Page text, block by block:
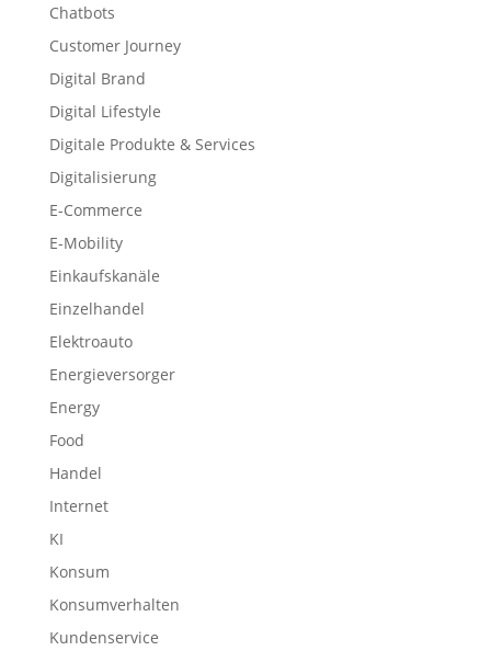
Chatbots
Customer Journey
Digital Brand
Digital Lifestyle
Digitale Produkte & Services
Digitalisierung
E-Commerce
E-Mobility
Einkaufskanäle
Einzelhandel
Elektroauto
Energieversorger
Energy
Food
Handel
Internet
KI
Konsum
Konsumverhalten
Kundenservice